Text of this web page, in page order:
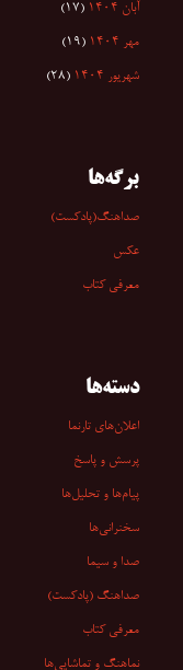
آبان ۱۴۰۴ (۱۷)
مهر ۱۴۰۴ (۱۹)
شهریور ۱۴۰۴ (۲۸)
برگه‌ها
صداهنگ(پادکست)
عکس
معرفی کتاب
دسته‌ها
اعلان‌های تارنما
پرسش و پاسخ
پیام‌ها و تحلیل‌ها
سخنرانی‏‏‌ها
صدا و سیما
صداهنگ (پادکست)
معرفی کتاب
نماهنگ و تماشایی‌ها